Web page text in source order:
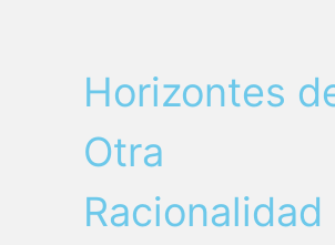
Horizontes
Otra
Racionalidad